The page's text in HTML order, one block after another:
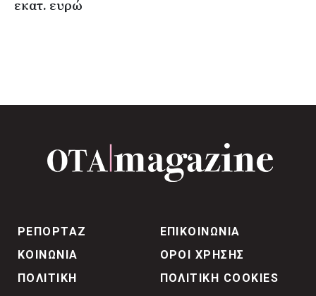
εκατ. ευρώ
ΡΕΠΟΡΤΑΖ
ΚΟΙΝΩΝΙΑ
ΠΟΛΙΤΙΚΗ
ΕΠΙΚΟΙΝΩΝΙΑ
ΟΡΟΙ ΧΡΗΣΗΣ
ΠΟΛΙΤΙΚΗ COOKIES